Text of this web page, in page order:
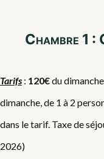
Chambre 1 :
Tarifs : 120€du
dimanche, de 1 à 2
dans le tarif. Taxe de
2026)